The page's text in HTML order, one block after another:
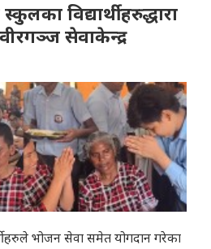
विद्यार्थीहरुद्धारा
सेवाकेन्द्र
भोजन सेवा समेत योगदान गरेका